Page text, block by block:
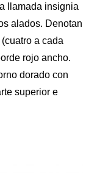
llamada insignia
alados. Denotan
a cada
rojo ancho.
dorado con
superior e